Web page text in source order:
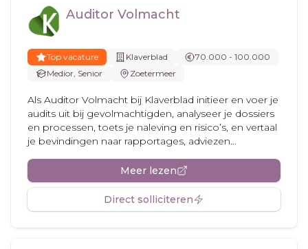
Auditor Volmacht
Top vacature Klaverblad
70.000 - 100.000
Medior, Senior
Zoetermeer
Als Auditor Volmacht bij Klaverblad initieer en voer je
audits uit bij gevolmachtigden, analyseer je dossiers
en processen, toets je naleving en risico’s, en vertaal
je bevindingen naar rapportages, adviezen...
Meer lezen
Direct solliciteren